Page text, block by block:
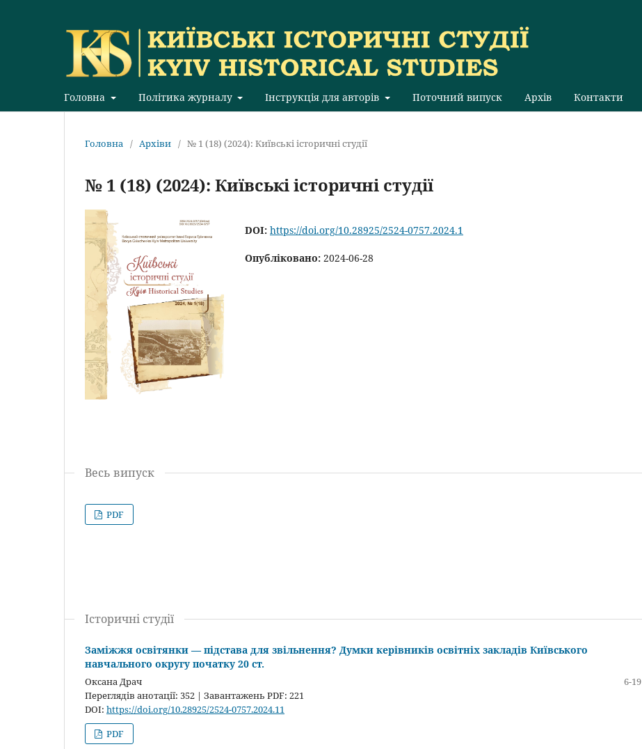
Головна Політика журналу Інструкція для авторів Поточний випуск Архів Контакти
Головна / Архіви / № 1 (18) (2024): Київські історичні студії
№ 1 (18) (2024): Київські історичні студії
DOI: https://doi.org/10.28925/2524-0757.2024.1
Опубліковано: 2024-06-28
Весь випуск
PDF
Історичні студії
Заміжжя освітянки — підстава для звільнення? Думки керівників освітніх закладів Київського
навчального округу початку 20 ст.
Оксана Драч
6-19
Переглядів анотації: 352 | Завантажень PDF: 221
DOI: https://doi.org/10.28925/2524-0757.2024.11
PDF